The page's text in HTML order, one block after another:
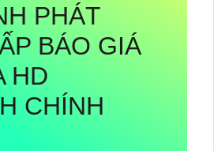
PHÁT
BÁO GIÁ
HD
CHÍNH